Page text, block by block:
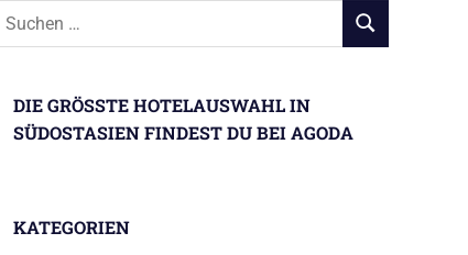
Suchen
SUCHEN
DIE GRÖSSTE HOTELAUSWAHL IN S
ÜDOSTASIEN FINDEST DU BEI AGODA
KATEGORIEN